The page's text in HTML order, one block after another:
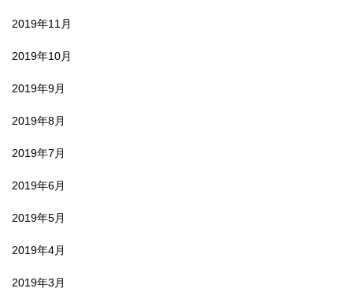
2019年11月
2019年10月
2019年9月
2019年8月
2019年7月
2019年6月
2019年5月
2019年4月
2019年3月